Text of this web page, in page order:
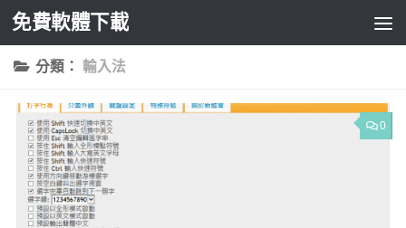
Skip to content
免費軟體下載
分類： 輸入法
0